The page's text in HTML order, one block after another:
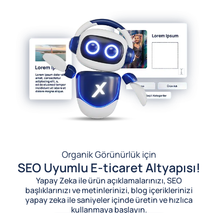
Organik Görünürlük için
SEO Uyumlu E-ticaret Altyapısı!
Yapay Zeka ile ürün açıklamalarınızı, SEO
başlıklarınızı ve metinlerinizi, blog içeriklerinizi
yapay zeka ile saniyeler içinde üretin ve hızlıca
kullanmaya başlayın.